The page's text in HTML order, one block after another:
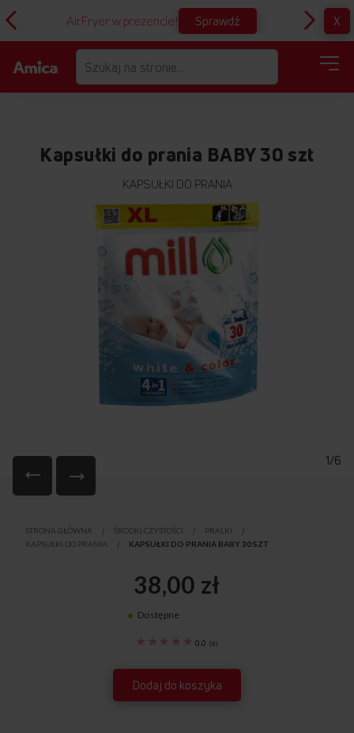
AirFryer w prezencie! Sprawdź X
Kapsułki do prania BABY 30 szt
KAPSUŁKI DO PRANIA
1/6
początek
STRONA GŁÓWNA ŚRODKI CZYSTOŚCI
PRALKI
KAPSUŁKI DO PRANIA
KAPSUŁKI DO PRANIA BABY 30 SZT
0.0 (0)
38,00 zł
Dostępne
Dodaj do koszyka